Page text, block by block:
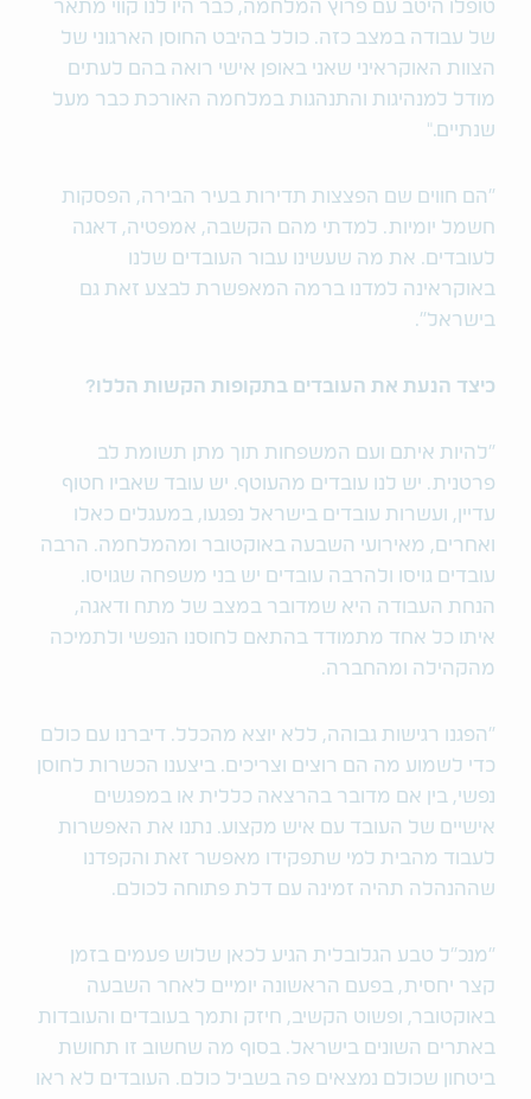
טופלו היטב עם פרוץ המלחמה, כבר היו לנו קווי מתאר
של עבודה במצב כזה. כולל בהיבט החוסן הארגוני של
הצוות האוקראיני שאני באופן אישי רואה בהם לעתים
מודל למנהיגות והתנהגות במלחמה האורכת כבר מעל
שנתיים."
"הם חווים שם הפצצות תדירות בעיר הבירה, הפסקות
חשמל יומיות. למדתי מהם הקשבה, אמפטיה, דאגה
לעובדים. את מה שעשינו עבור העובדים שלנו
באוקראינה למדנו ברמה המאפשרת לבצע זאת גם
בישראל".
כיצד הנעת את העובדים בתקופות הקשות הללו?
"להיות איתם ועם המשפחות תוך מתן תשומת לב
פרטנית. יש לנו עובדים מהעוטף. יש עובד שאביו חטוף
עדיין, ועשרות עובדים בישראל נפגעו, במעגלים כאלו
ואחרים, מאירועי השבעה באוקטובר ומהמלחמה. הרבה
עובדים גויסו ולהרבה עובדים יש בני משפחה שגויסו.
הנחת העבודה היא שמדובר במצב של מתח ודאגה,
איתו כל אחד מתמודד בהתאם לחוסנו הנפשי ולתמיכה
מהקהילה ומהחברה.
"הפגנו רגישות גבוהה, ללא יוצא מהכלל. דיברנו עם כולם
כדי לשמוע מה הם רוצים וצריכים. ביצענו הכשרות לחוסן
נפשי, בין אם מדובר בהרצאה כללית או במפגשים
אישיים של העובד עם איש מקצוע. נתנו את האפשרות
לעבוד מהבית למי שתפקידו מאפשר זאת והקפדנו
שההנהלה תהיה זמינה עם דלת פתוחה לכולם.
"מנכ"ל טבע הגלובלית הגיע לכאן שלוש פעמים בזמן
קצר יחסית, בפעם הראשונה יומיים לאחר השבעה
באוקטובר, ופשוט הקשיב, חיזק ותמך בעובדים והעובדות
באתרים השונים בישראל. בסוף מה שחשוב זו תחושת
ביטחון שכולם נמצאים פה בשביל כולם. העובדים לא ראו